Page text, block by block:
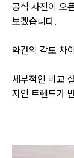
공식 사진이 오
보겠습니다.
약간의 각도 차
세부적인 비교
자인 트렌드가